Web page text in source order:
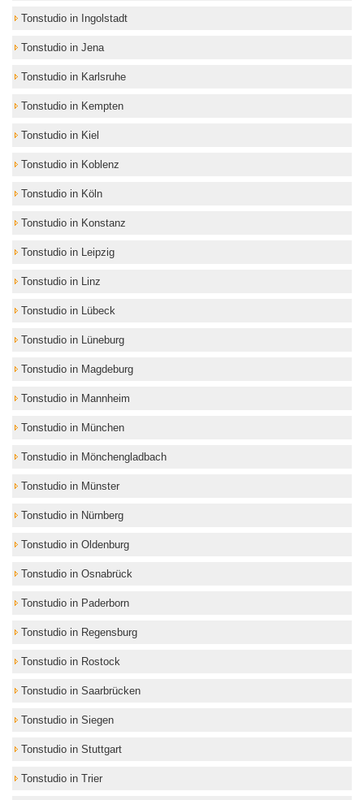
Tonstudio in Ingolstadt
Tonstudio in Jena
Tonstudio in Karlsruhe
Tonstudio in Kempten
Tonstudio in Kiel
Tonstudio in Koblenz
Tonstudio in Köln
Tonstudio in Konstanz
Tonstudio in Leipzig
Tonstudio in Linz
Tonstudio in Lübeck
Tonstudio in Lüneburg
Tonstudio in Magdeburg
Tonstudio in Mannheim
Tonstudio in München
Tonstudio in Mönchengladbach
Tonstudio in Münster
Tonstudio in Nürnberg
Tonstudio in Oldenburg
Tonstudio in Osnabrück
Tonstudio in Paderborn
Tonstudio in Regensburg
Tonstudio in Rostock
Tonstudio in Saarbrücken
Tonstudio in Siegen
Tonstudio in Stuttgart
Tonstudio in Trier